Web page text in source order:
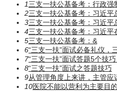
1三支一扶公基备考：行政强
2三支一扶公基备考：习近平
3三支一扶公基备考：习近平
4三支一扶公基备考：习近平
5三支一扶公基备考：​​​&
6“三支一扶”面试必备礼仪，
7“三支一扶”面试答题5个技
8“三支一扶”面试之答题技巧
9从管理角度上来讲，主管应
10医院不能以营利为主要目